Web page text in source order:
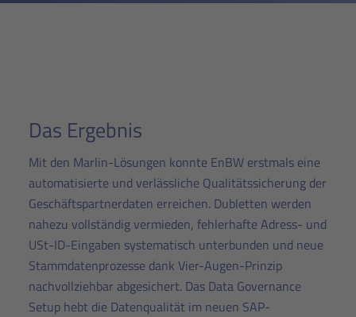
Das Ergebnis
Mit den Marlin-Lösungen konnte EnBW erstmals eine
automatisierte und verlässliche Qualitätssicherung der
Geschäftspartnerdaten erreichen. Dubletten werden
nahezu vollständig vermieden, fehlerhafte Adress- und
USt-ID-Eingaben systematisch unterbunden und neue
Stammdatenprozesse dank Vier-Augen-Prinzip
nachvollziehbar abgesichert. Das Data Governance
Setup hebt die Datenqualität im neuen SAP-